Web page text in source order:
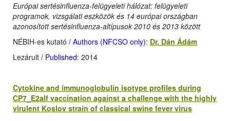
Európai sertésinfluenza-felügyeleti hálózat: felügyeleti
programok, vizsgálati eszközök és 14 európai országban
azonosított sertésinfluenza-altípusok 2010 és 2013 között
NÉBIH-es kutató / Authors (NFCSO only): Dr. Dán Ádám
Lezárult / Published: 2014
Cytokine and immunoglobulin isotype profiles during
CP7_E2alf vaccination against a challenge with the highly
virulent Koslov strain of classical swine fever virus